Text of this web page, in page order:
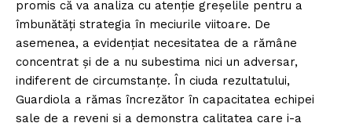
promis că va analiza cu atenție greșelile pentru a
îmbunătăți strategia în meciurile viitoare. De
asemenea, a evidențiat necesitatea de a rămâne
concentrat și de a nu subestima nici un adversar,
indiferent de circumstanțe. În ciuda rezultatului,
Guardiola a rămas încrezător în capacitatea echipei
sale de a reveni și a demonstra calitatea care i-a